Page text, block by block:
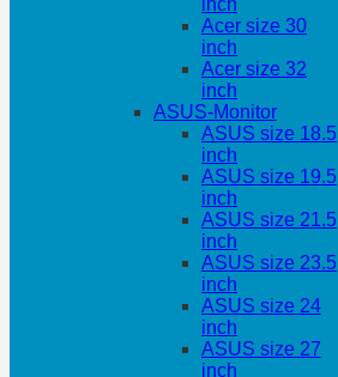
inch
Acer size 30
inch
Acer size 32
inch
ASUS-Monitor
ASUS size 18.5
inch
ASUS size 19.5
inch
ASUS size 21.5
inch
ASUS size 23.5
inch
ASUS size 24
inch
ASUS size 27
inch